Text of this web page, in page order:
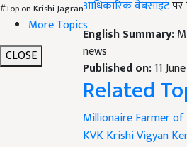
#Top on Krishi Jagran
More Topics
CLOSE
English Summary:
news
Published on:
Related
Millionaire Farmer of
KVKKrishi Vigyan